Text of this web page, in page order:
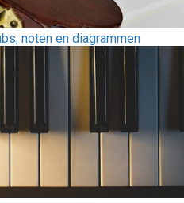
noten en diagrammen